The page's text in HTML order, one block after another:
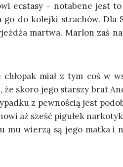
ecsta­sy – nota­be­ne jest
go do kolej­ki stra­chów. Dla
mar­twa. Mar­lon zaś
miał z tym coś w
sko­ro jego star­szy brat
z pew­no­ścią jest
aż sześć pigu­łek
mu wie­rzą są jego mat­ka i